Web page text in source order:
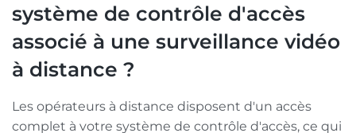
système de contrôle d'accès
associé à une surveillance vidéo
à distance ?
Les opérateurs à distance disposent d'un accès
complet à votre système de contrôle d'accès, ce qui